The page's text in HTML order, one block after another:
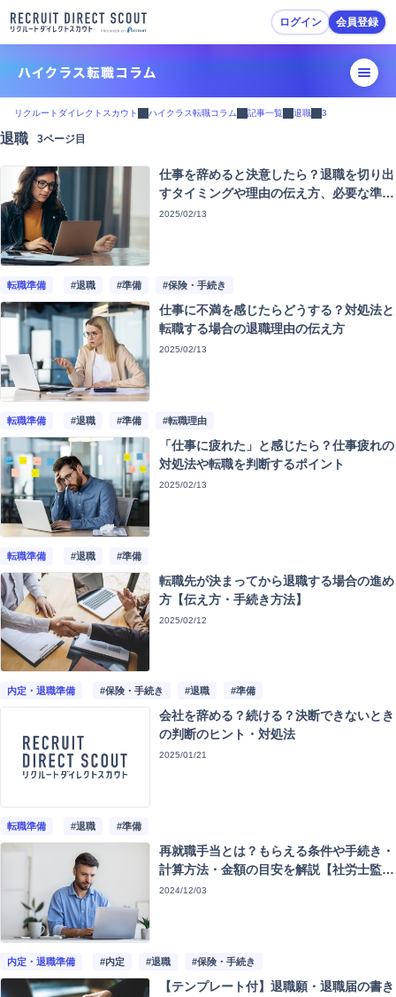
ログイン 会員登録
転職活動ガイド
履歴書・職務経歴書作成
スカウトを受ける・応募
面接対策
内定・退職準備
転職活動Tips
注目記事
動画ギャラリー
リクルートダイレクトスカウト ハイクラス転職コラム 記事一覧 退職 3
退職 3ページ目
仕事を辞めると決意したら？退職を切り出
すタイミングや理由の伝え方、必要な準備
を解説
2025/02/13
転職準備 #退職 #準備 #保険・手続き
仕事に不満を感じたらどうする？対処法と
転職する場合の退職理由の伝え方
2025/02/13
転職準備 #退職 #準備 #転職理由
「仕事に疲れた」と感じたら？仕事疲れの
対処法や転職を判断するポイント
2025/02/13
転職準備 #退職 #準備
転職先が決まってから退職する場合の進め
方【伝え方・手続き方法】
2025/02/12
内定・退職準備 #保険・手続き #退職 #準備
会社を辞める？続ける？決断できないとき
の判断のヒント・対処法
2025/01/21
転職準備 #退職 #準備
再就職手当とは？もらえる条件や手続き・
計算方法・金額の目安を解説【社労士監
修】
2024/12/03
内定・退職準備 #内定 #退職 #保険・手続き
【テンプレート付】退職願・退職届の書き